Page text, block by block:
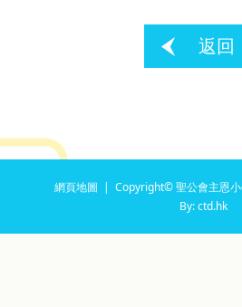
返回
網頁地圖 | Copyright© 聖公會主恩
By: ctd.hk